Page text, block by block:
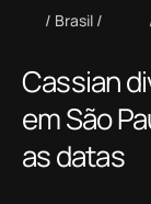
Brasil
Cassian
em São
as datas